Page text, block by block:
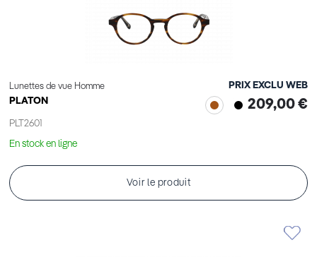
Lunettes de vue Homme
PLATON
PLT2601
PRIX EXCLU WEB
209,00 €
En stock en ligne
Voir le produit